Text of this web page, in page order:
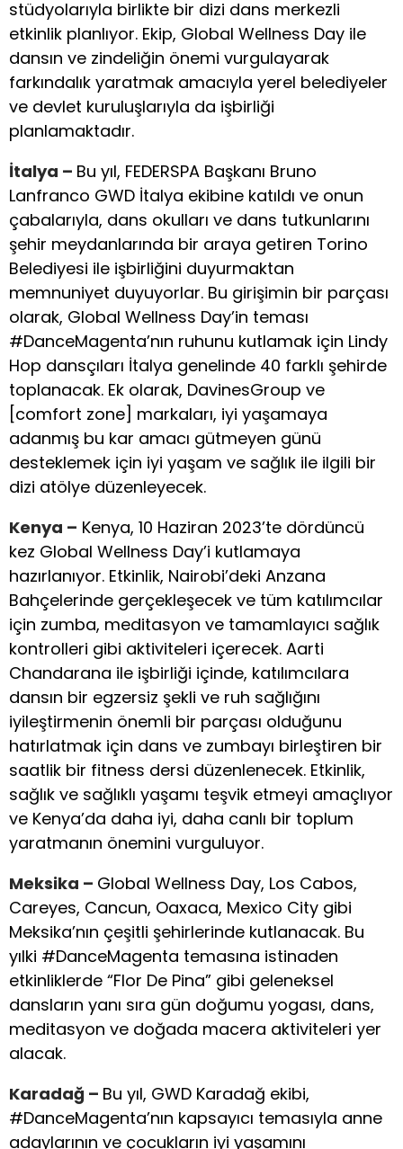
stüdyolarıyla birlikte bir dizi dans merkezli
etkinlik planlıyor. Ekip, Global Wellness Day ile
dansın ve zindeliğin önemi vurgulayarak
farkındalık yaratmak amacıyla yerel belediyeler
ve devlet kuruluşlarıyla da işbirliği
planlamaktadır.
İtalya – Bu yıl, FEDERSPA Başkanı Bruno
Lanfranco GWD İtalya ekibine katıldı ve onun
çabalarıyla, dans okulları ve dans tutkunlarını
şehir meydanlarında bir araya getiren Torino
Belediyesi ile işbirliğini duyurmaktan
memnuniyet duyuyorlar. Bu girişimin bir parçası
olarak, Global Wellness Day’in teması
#DanceMagenta’nın ruhunu kutlamak için Lindy
Hop dansçıları İtalya genelinde 40 farklı şehirde
toplanacak. Ek olarak, DavinesGroup ve
[comfort zone] markaları, iyi yaşamaya
adanmış bu kar amacı gütmeyen günü
desteklemek için iyi yaşam ve sağlık ile ilgili bir
dizi atölye düzenleyecek.
Kenya – Kenya, 10 Haziran 2023’te dördüncü
kez Global Wellness Day’i kutlamaya
hazırlanıyor. Etkinlik, Nairobi’deki Anzana
Bahçelerinde gerçekleşecek ve tüm katılımcılar
için zumba, meditasyon ve tamamlayıcı sağlık
kontrolleri gibi aktiviteleri içerecek. Aarti
Chandarana ile işbirliği içinde, katılımcılara
dansın bir egzersiz şekli ve ruh sağlığını
iyileştirmenin önemli bir parçası olduğunu
hatırlatmak için dans ve zumbayı birleştiren bir
saatlik bir fitness dersi düzenlenecek. Etkinlik,
sağlık ve sağlıklı yaşamı teşvik etmeyi amaçlıyor
ve Kenya’da daha iyi, daha canlı bir toplum
yaratmanın önemini vurguluyor.
Meksika – Global Wellness Day, Los Cabos,
Careyes, Cancun, Oaxaca, Mexico City gibi
Meksika’nın çeşitli şehirlerinde kutlanacak. Bu
yılki #DanceMagenta temasına istinaden
etkinliklerde “Flor De Pina” gibi geleneksel
dansların yanı sıra gün doğumu yogası, dans,
meditasyon ve doğada macera aktiviteleri yer
alacak.
Karadağ – Bu yıl, GWD Karadağ ekibi,
#DanceMagenta’nın kapsayıcı temasıyla anne
adaylarının ve çocukların iyi yaşamını